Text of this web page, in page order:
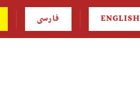
ENGLISH فارسی